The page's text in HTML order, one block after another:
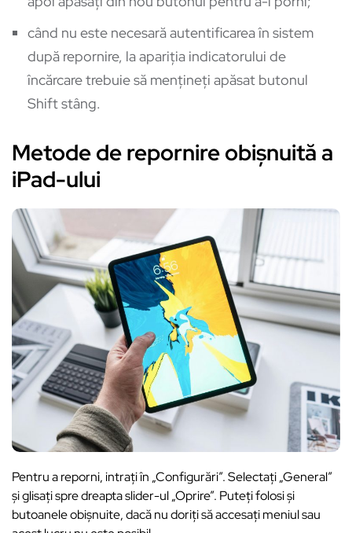
când nu este necesară autentificarea în sistem
după repornire, la apariția indicatorului de
încărcare trebuie să mențineți apăsat butonul
Shift stâng.
Metode de repornire obișnuită a
iPad-ului
Pentru a reporni, intrați în „Configurări”. Selectați „General”
și glisați spre dreapta slider-ul „Oprire”. Puteți folosi și
butoanele obișnuite, dacă nu doriți să accesați meniul sau